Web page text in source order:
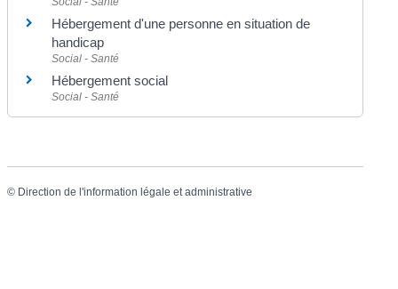
Hébergement d'une personne en situation de
handicap
Social - Santé
Hébergement social
Social - Santé
© Direction de l'information légale et administrative